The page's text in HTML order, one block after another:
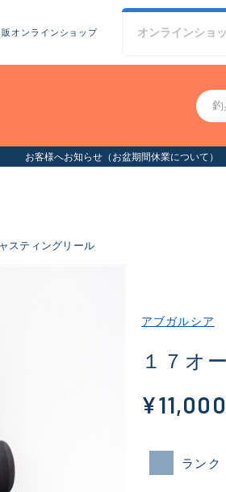
オンラインショップ オンラインショ
について）
スティングリール
アブガルシア
１７オ
¥11,000
ランク